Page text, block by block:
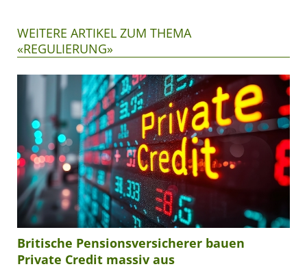
WEITERE ARTIKEL ZUM THEMA
«REGULIERUNG»
Britische Pensionsversicherer bauen
Private Credit massiv aus